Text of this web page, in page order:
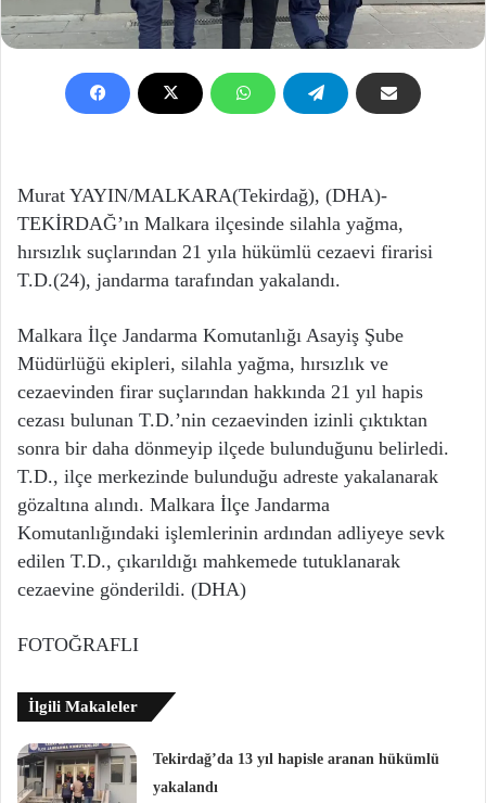
Murat YAYIN/MALKARA(Tekirdağ), (DHA)-
TEKİRDAĞ’ın Malkara ilçesinde silahla yağma,
hırsızlık suçlarından 21 yıla hükümlü cezaevi firarisi
T.D.(24), jandarma tarafından yakalandı.
Malkara İlçe Jandarma Komutanlığı Asayiş Şube
Müdürlüğü ekipleri, silahla yağma, hırsızlık ve
cezaevinden firar suçlarından hakkında 21 yıl hapis
cezası bulunan T.D.’nin cezaevinden izinli çıktıktan
sonra bir daha dönmeyip ilçede bulunduğunu belirledi.
T.D., ilçe merkezinde bulunduğu adreste yakalanarak
gözaltına alındı. Malkara İlçe Jandarma
Komutanlığındaki işlemlerinin ardından adliyeye sevk
edilen T.D., çıkarıldığı mahkemede tutuklanarak
cezaevine gönderildi. (DHA)
FOTOĞRAFLI
İlgili Makaleler
Tekirdağ’da 13 yıl hapisle aranan hükümlü
yakalandı